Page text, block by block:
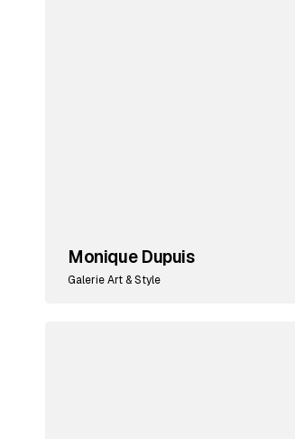
Monique Dupuis
Galerie Art & Style